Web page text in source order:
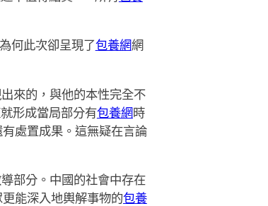
何此次卻呈現了包養網網
來的，與他的本性完全不
形成當局部分有包養網時
處置成果。這無疑在言論
部分。中國的社會中存在
能深入地輿解事物的包養